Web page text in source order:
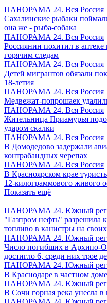
ПАНОРАМА 24. Вся Россия
Сахалинские рыбаки
она же - рыба-собака
ПАНОРАМА 24. Вся Россия
Россиянин похитил в
горячим следам
ПАНОРАМА 24. Вся Россия
Детей мигрантов обязали
18-летия
ПАНОРАМА 24. Вся Россия
Медвежат-попрошаек
ПАНОРАМА 24. Вся Россия
Жительница Приамурья
ударом скалки
ПАНОРАМА 24. Вся Россия
В Домодедово задержали
контрабандных черепах
ПАНОРАМА 24. Вся Россия
В Красноярском крае
12-килограммового живого
Показать ещё
ПАНОРАМА 24. Южный
"Газпром нефть" разрешила
топливо в канистры на
ПАНОРАМА 24. Южный
Число погибших в Архипо-
достигло 6, среди них трое
ПАНОРАМА 24. Южный
В Краснодаре в частном
ПАНОРАМА 24. Южный
В Сочи горная река унесла